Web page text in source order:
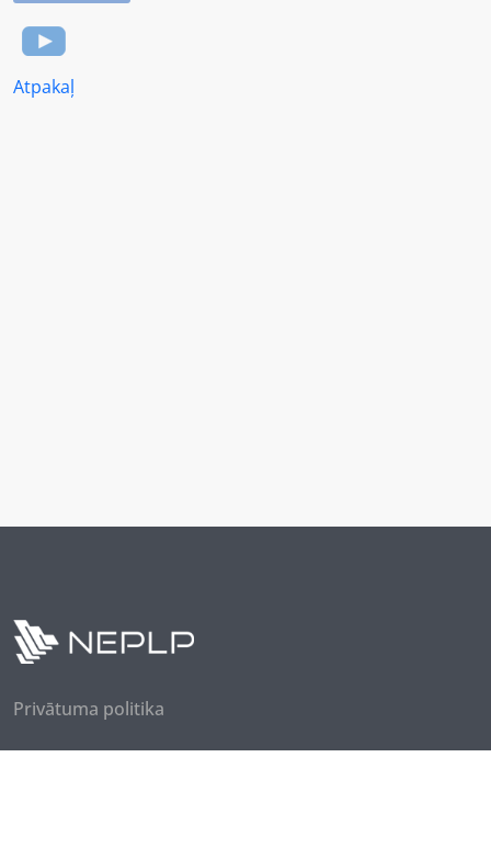
Atpakaļ
Privātuma politika